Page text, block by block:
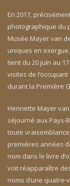
En 2017,
photographique du
Musée Mayer van
uniques en
tient du 20 juin au
visites de
durant la Première
Henriëtte Mayer
séjourné aux Pays-
toute
premières années
nom dans le livre
voit réapparaître
noms d’une